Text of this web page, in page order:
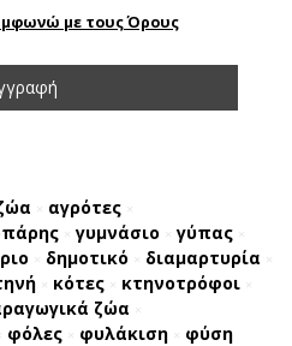
με τους Όρους
αγρότες
γυμνάσιο γύπας
δημοτικό διαμαρτυρία
κότες κτηνοτρόφοι
ζώα
φόλες φυλάκιση φύση